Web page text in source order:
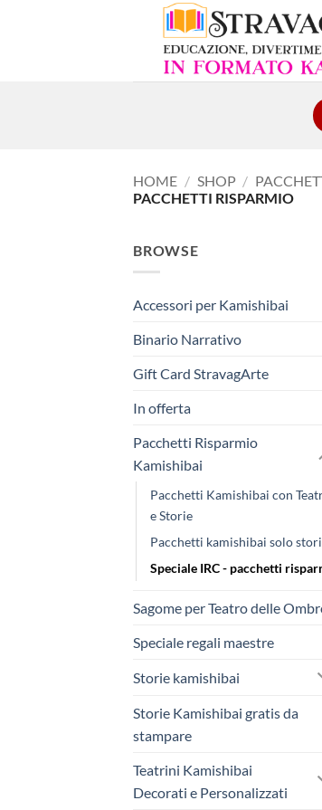
HOME / SHOP /
PACCHETTI RISPARMIO
BROWSE
Accessori per Kamishibai
Binario Narrativo
Gift Card StravagArte
In offerta
Pacchetti Risparmio
Kamishibai
Pacchetti Kamishibai con
e Storie
Pacchetti kamishibai solo
Speciale IRC - pacchetti
Sagome per Teatro delle
Speciale regali maestre
Storie kamishibai
Storie Kamishibai gratis da
stampare
Teatrini Kamishibai
Decorati e Personalizzati